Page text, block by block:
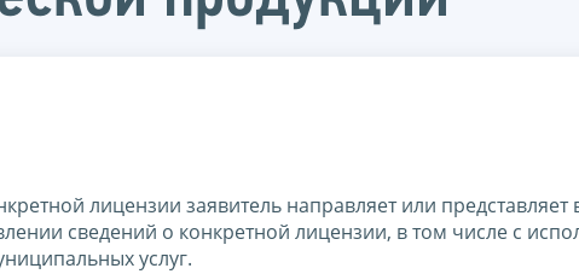
лицензии заявитель направляет или
сведений о конкретной лицензии, в том числе с
услуг.